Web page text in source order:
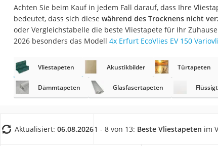
Multimeter
Achten Sie beim Kauf in jedem Fall darauf, dass Ihre
bedeutet, dass sich diese während des Trocknens nicht
oder Vergleichstabelle die beste Vliestapete für Ihr
2026 besonders das Modell 4x Erfurt EcoVlies EV 150
Vliestapeten Akustikbilder Türtapeten
Dämmtapeten Glasfasertapeten
Aktualisiert: 06.08.20261 - 8 von 13: Beste Vliestapeten im